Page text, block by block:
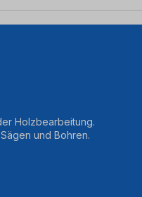
Holzbearbeitung.
und Bohren.